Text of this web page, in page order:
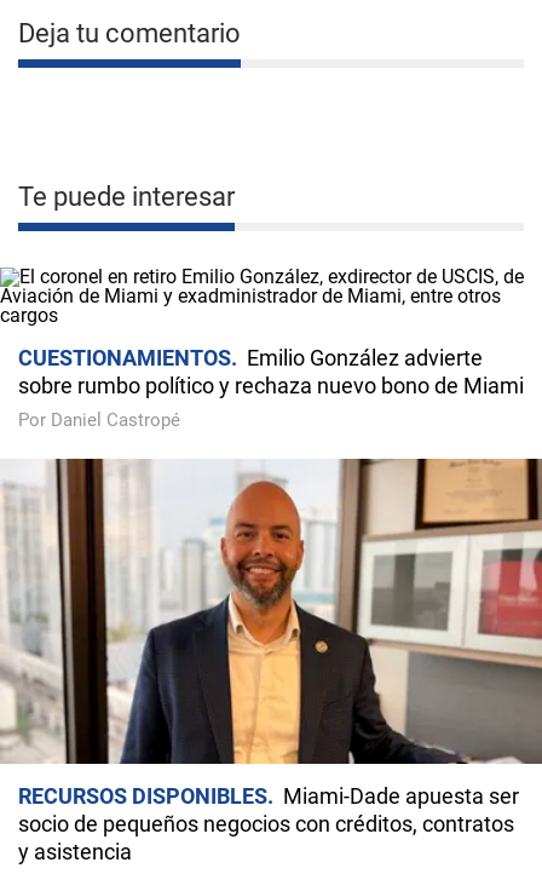
Deja tu comentario
Te puede interesar
CUESTIONAMIENTOS
Emilio González advierte
sobre rumbo político y rechaza nuevo bono de Miami
Por Daniel Castropé
RECURSOS DISPONIBLES
Miami-Dade apuesta ser
socio de pequeños negocios con créditos, contratos
y asistencia